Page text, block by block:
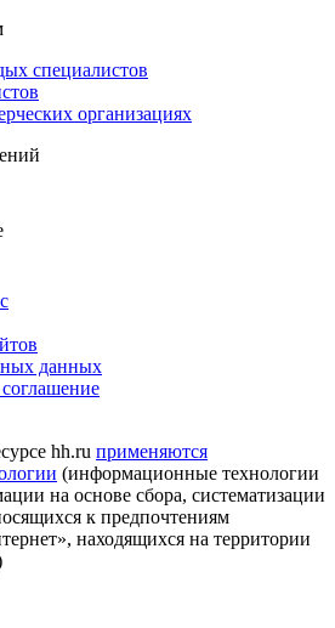
специалистов
организациях
данных
hh.ru применяются
(информационные технологии
на основе сбора, систематизации
к предпочтениям
находящихся на территории